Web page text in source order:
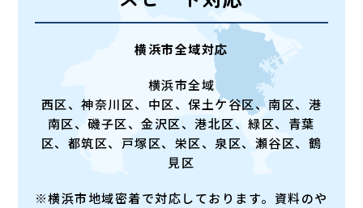
横浜市全域対応
横浜市全域
西区、神奈川区、中区、保土ケ谷区、南区、港
南区、磯子区、金沢区、港北区、緑区、青葉
区、都筑区、戸塚区、栄区、泉区、瀬谷区、鶴
見区
※横浜市地域密着で対応しております。資料のや